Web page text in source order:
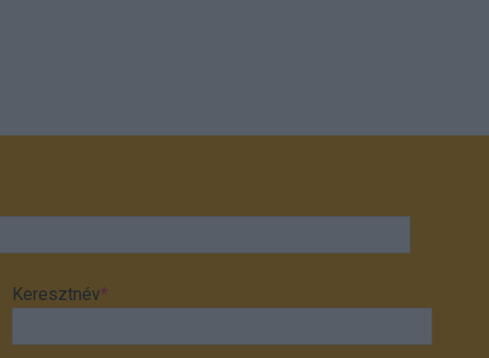
Keresztnév*